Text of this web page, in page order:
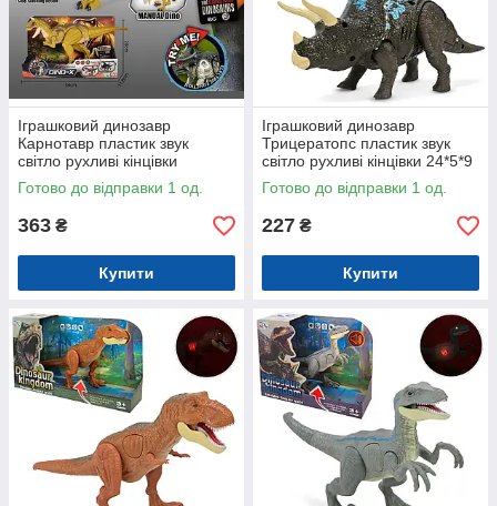
Іграшковий динозавр
Карнотавр пластик звук
світло рухливі кінцівки
40*17*11 см (BG1002SR-1)
Готово до відправки 1 од.
363 ₴
Купити
Іграшковий динозавр
Трицератопс пластик звук
світло рухливі кінцівки 24*5*9
см (D-36C)
Готово до відправки 1 од.
227 ₴
Купити